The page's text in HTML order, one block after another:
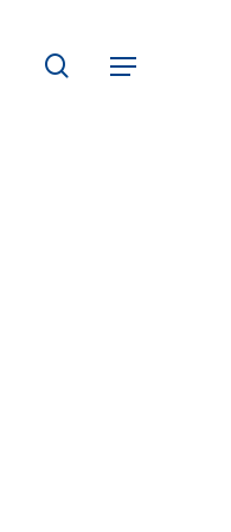
Menu
search